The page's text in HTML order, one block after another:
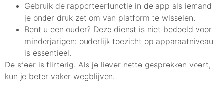
Gebruik de rapporteerfunctie in de app als iemand
je onder druk zet om van platform te wisselen.
Bent u een ouder? Deze dienst is niet bedoeld voor
minderjarigen: ouderlijk toezicht op apparaatniveau
is essentieel.
De sfeer is flirterig. Als je liever nette gesprekken voert,
kun je beter vaker wegblijven.